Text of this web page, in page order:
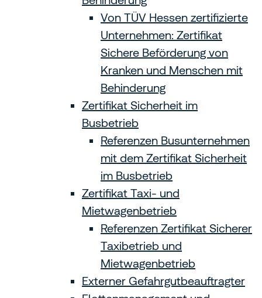
Von TÜV Hessen zertifizierte
Unternehmen: Zertifikat
Sichere Beförderung von
Kranken und Menschen mit
Behinderung
Zertifikat Sicherheit im
Busbetrieb
Referenzen Busunternehmen
mit dem Zertifikat Sicherheit
im Busbetrieb
Zertifikat Taxi- und
Mietwagenbetrieb
Referenzen Zertifikat Sicherer
Taxibetrieb und
Mietwagenbetrieb
Externer Gefahrgutbeauftragter